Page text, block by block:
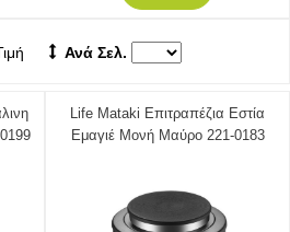
Ανά Σελ.
Life Mataki Επιτραπέζια Εστία
Εμαγιέ Μονή Μαύρο 221-0183